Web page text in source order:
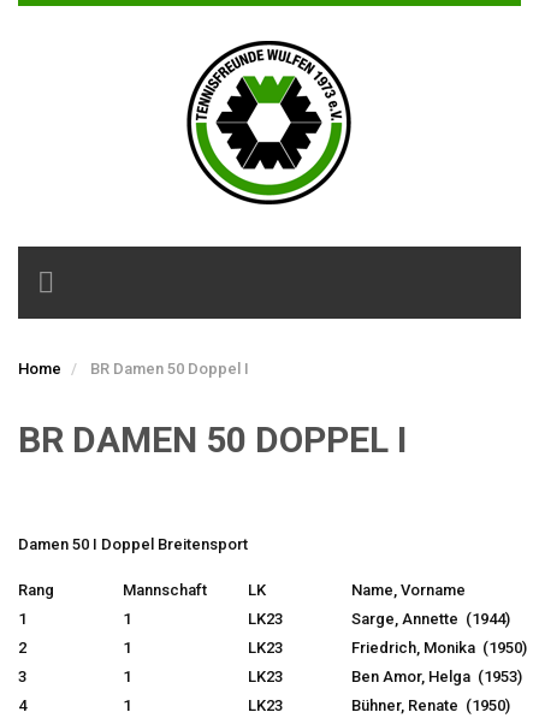
Toggle
navigation
Home BR Damen 50 Doppel I
BR DAMEN 50 DOPPEL I
Damen 50 I Doppel Breitensport
Rang Mannschaft LK
Name, Vorname
1
1 LK23
Sarge, Annette (1944)
2
1 LK23
Friedrich, Monika (1950)
3
1 LK23
Ben Amor, Helga (1953)
4
1 LK23
Bühner, Renate (1950)